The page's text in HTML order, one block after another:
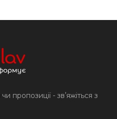
пропозиції - звʼяжіться з